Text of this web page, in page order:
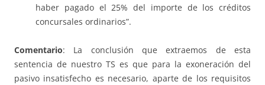
haber pagado el 25% del importe de los créditos
concursales ordinarios”.
Comentario: La conclusión que extraemos de esta
sentencia de nuestro TS es que para la exoneración del
pasivo insatisfecho es necesario, aparte de los requisitos